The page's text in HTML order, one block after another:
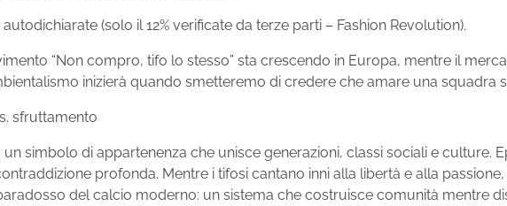
(solo il 12% verificate da terze parti – Fashion Revolution).
“Non compro, tifo lo stesso” sta crescendo in Europa, mentre il
inizierà quando smetteremo di credere che amare una squadra
sfruttamento
simbolo di appartenenza che unisce generazioni, classi sociali e culture.
profonda. Mentre i tifosi cantano inni alla libertà e alla
del calcio moderno: un sistema che costruisce comunità mentre